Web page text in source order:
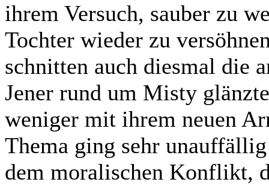
ihrem Versuch, sauber zu
Tochter wieder zu
schnitten auch diesmal die
Jener rund um Misty
weniger mit ihrem neuen
Thema ging sehr
dem moralischen Konflikt,